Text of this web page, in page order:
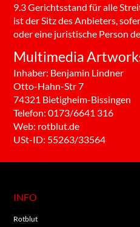
9.3 Gerichtsstand für alle
ist der Sitz des Anbieters,
oder eine juristische Person
Multimedia
Inhaber: Benjamin Lindner
Otto-Hahn-Str 7
74321 Bietigheim-Bissingen
Telefon: 0173/6641 316
Web: rotblut.de
USt-ID: 55263/33564
INFO
Rotblut